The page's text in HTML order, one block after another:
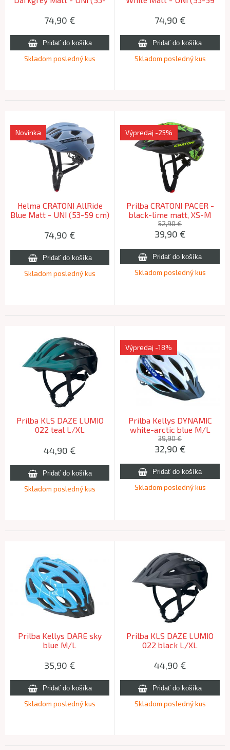
74,90 €
Skladom posledný kus
74,90 €
Skladom posledný kus
Helma CRATONI AllRide
Blue Matt - UNI (53-59 cm)
Novinka
74,90 €
Skladom posledný kus
Prilba CRATONI PACER -
black-lime matt, XS-M
(49-55cm)
Výpredaj -25%
52,90 €
39,90 €
Skladom posledný kus
Prilba KLS DAZE LUMIO
022 teal L/XL
44,90 €
Skladom posledný kus
Prilba Kellys DYNAMIC
white-arctic blue M/L
Výpredaj -18%
39,90 €
32,90 €
Skladom posledný kus
Prilba Kellys DARE sky
blue M/L
35,90 €
Skladom posledný kus
Prilba KLS DAZE LUMIO
022 black L/XL
44,90 €
Skladom posledný kus